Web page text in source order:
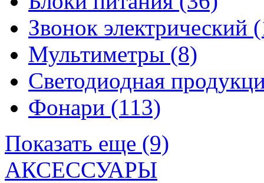
Звонок электрический
Мультиметры (8)
Светодиодная
Фонари (113)
Показать еще (9)
АКСЕССУАРЫ